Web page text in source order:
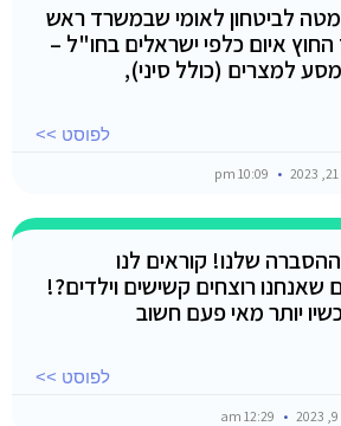
לביטחון לאומי שבמשרד ראש
איום כלפי ישראלים בחו"ל –
למצרים (כולל סיני),
לפוסט >>
שלנו! קוראים לנו
שאנחנו רוצחים קשישים וילדים?!
יותר מאי פעם חשוב
לפוסט >>